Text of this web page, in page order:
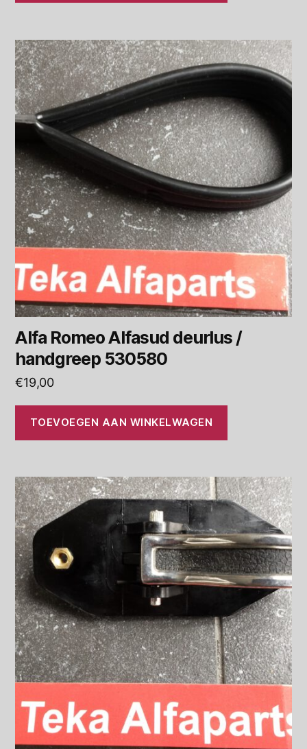
Alfa Romeo Alfasud deurlus /
handgreep 530580
€19,00
TOEVOEGEN AAN WINKELWAGEN